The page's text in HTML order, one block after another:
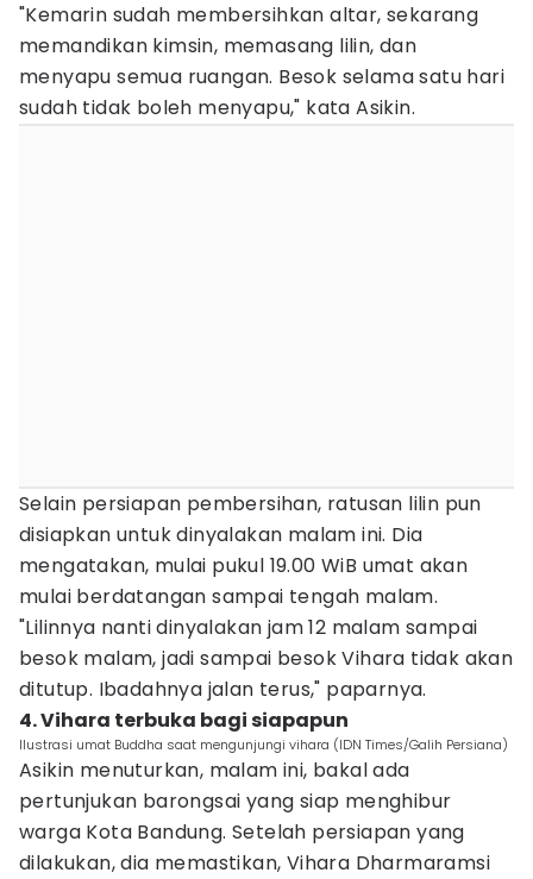
"Kemarin sudah membersihkan altar, sekarang
memandikan kimsin, memasang lilin, dan
menyapu semua ruangan. Besok selama satu hari
sudah tidak boleh menyapu," kata Asikin.
Selain persiapan pembersihan, ratusan lilin pun
disiapkan untuk dinyalakan malam ini. Dia
mengatakan, mulai pukul 19.00 WiB umat akan
mulai berdatangan sampai tengah malam.
"Lilinnya nanti dinyalakan jam 12 malam sampai
besok malam, jadi sampai besok Vihara tidak akan
ditutup. Ibadahnya jalan terus," paparnya.
4. Vihara terbuka bagi siapapun
Ilustrasi umat Buddha saat mengunjungi vihara (IDN Times/Galih Persiana)
Asikin menuturkan, malam ini, bakal ada
pertunjukan barongsai yang siap menghibur
warga Kota Bandung. Setelah persiapan yang
dilakukan, dia memastikan, Vihara Dharmaramsi